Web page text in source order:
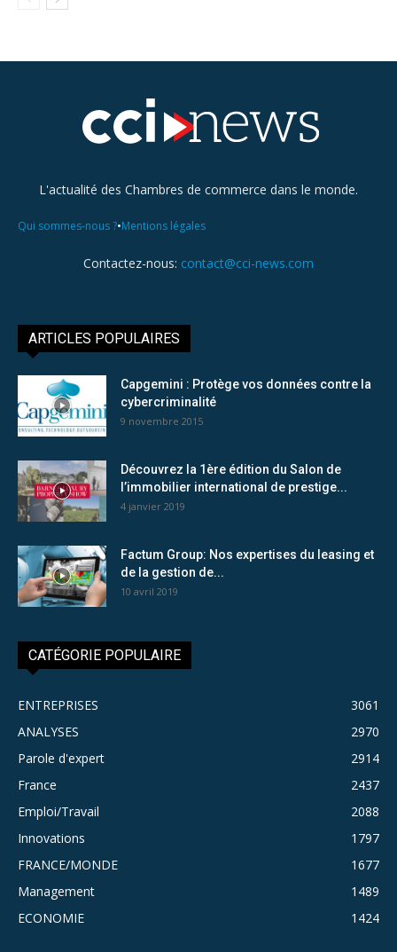
L'actualité des Chambres de commerce dans le monde.
Qui sommes-nous ?•Mentions légales
Contactez-nous: contact@cci-news.com
ARTICLES POPULAIRES
Capgemini : Protège vos données contre la
cybercriminalité
9 novembre 2015
Découvrez la 1ère édition du Salon de
l’immobilier international de prestige...
4 janvier 2019
Factum Group: Nos expertises du leasing et
de la gestion de...
10 avril 2019
CATÉGORIE POPULAIRE
ENTREPRISES
3061
ANALYSES
2970
Parole d'expert
2914
France
2437
Emploi/Travail
2088
Innovations
1797
FRANCE/MONDE
1677
Management
1489
ECONOMIE
1424